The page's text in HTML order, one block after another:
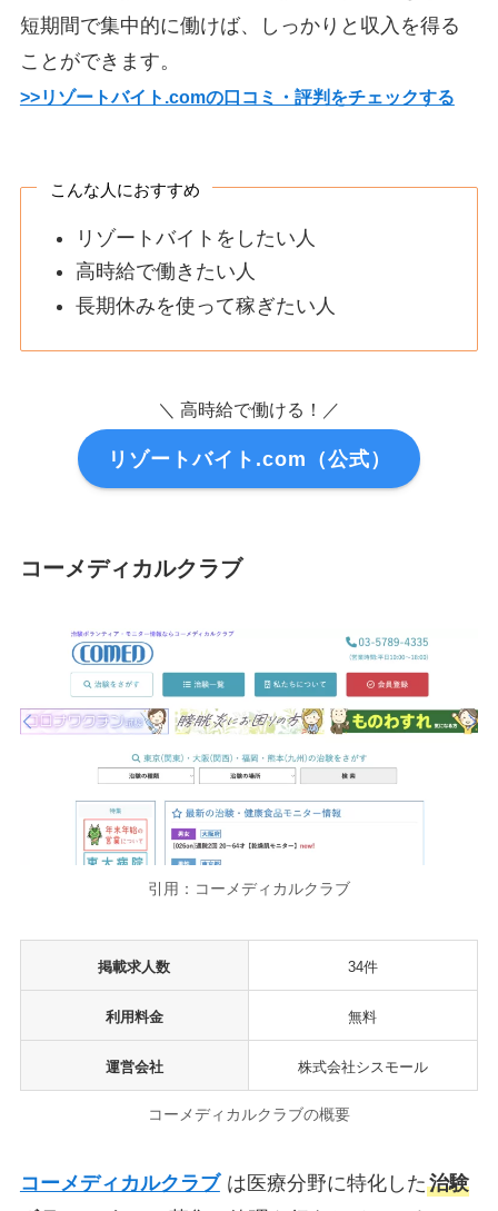
短期間で集中的に働けば、しっかりと収入を得る
ことができます。
>>リゾートバイト.comの口コミ・評判をチェックする
こんな人におすすめ
リゾートバイトをしたい人
高時給で働きたい人
長期休みを使って稼ぎたい人
＼ 高時給で働ける！／
リゾートバイト.com（公式）
コーメディカルクラブ
引用：コーメディカルクラブ
掲載求人数 34件
利用料金 無料
運営会社 株式会社シスモール
コーメディカルクラブの概要
コーメディカルクラブ は医療分野に特化した治験